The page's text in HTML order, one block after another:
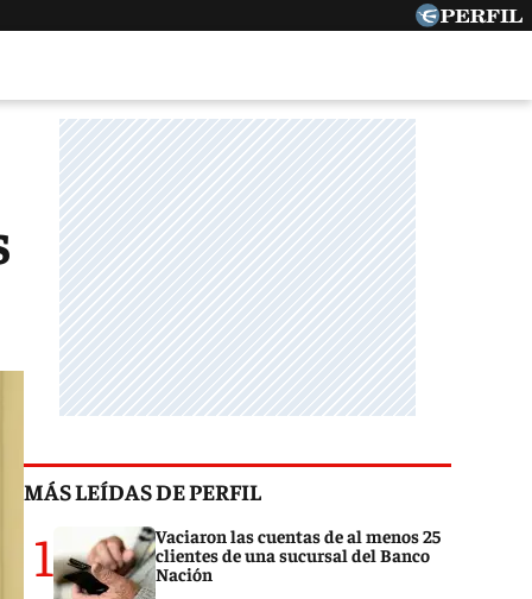
MÁS LEÍDAS DE PERFIL
1
Vaciaron las cuentas de al menos 25
clientes de una sucursal del Banco
Nación